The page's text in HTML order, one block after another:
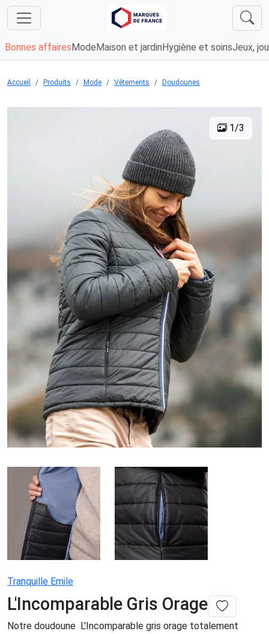
Bonnes affaires Mode Maison et jardin Hygiène et soinsJeux,
Accueil Produits Mode Vêtements Doudounes
1/3
Tranquille Emile
L'Incomparable Gris Orage
Notre doudoune L'Incomparable gris orage totalement